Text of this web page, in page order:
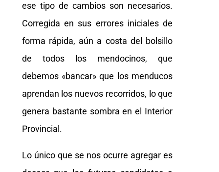
ese tipo de cambios son necesarios.
Corregida en sus errores iniciales de
forma rápida, aún a costa del bolsillo
de todos los mendocinos, que
debemos «bancar» que los menducos
aprendan los nuevos recorridos, lo que
genera bastante sombra en el Interior
Provincial.
Lo único que se nos ocurre agregar es